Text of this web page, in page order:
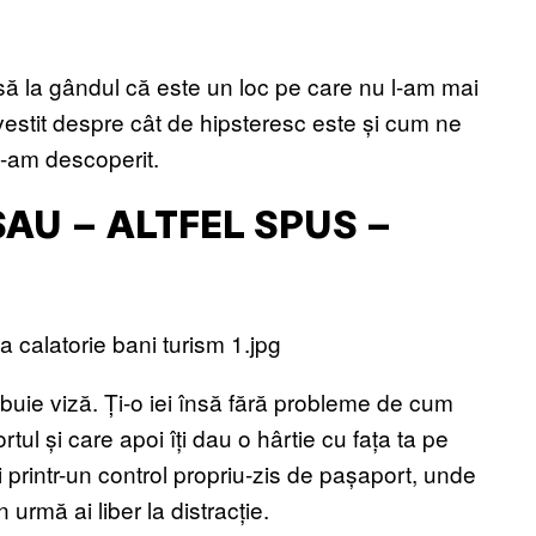
la gândul că este un loc pe care nu l-am mai
despre cât de hipsteresc este și cum ne
descoperit.
– ALTFEL SPUS –
viză. Ți-o iei însă fără probleme de cum
și care apoi îți dau o hârtie cu fața ta pe
un control propriu-zis de pașaport, unde
urmă ai liber la distracție.